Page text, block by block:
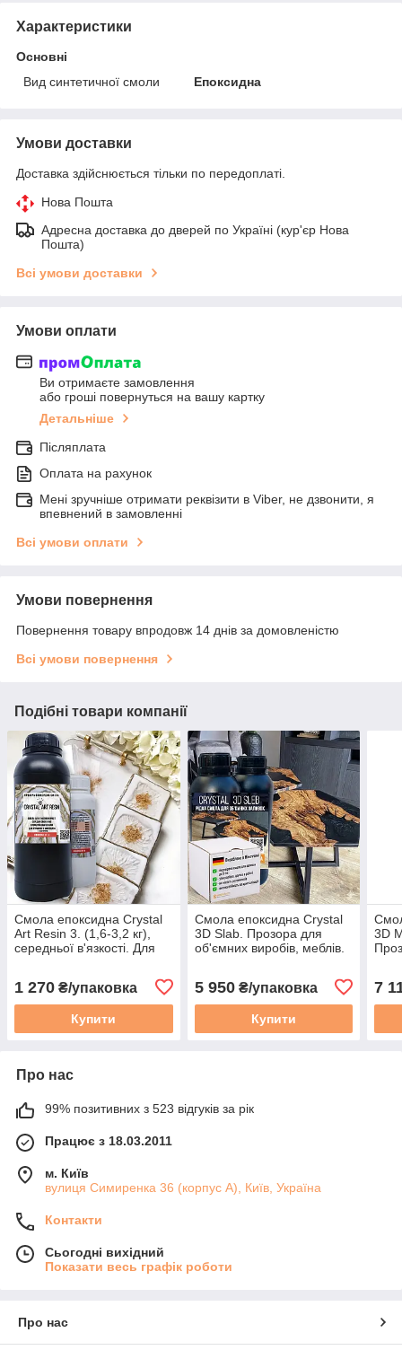
Характеристики
Основні
Вид синтетичної смоли
Епоксидна
Умови доставки
Доставка здійснюється тільки по передоплаті.
Нова Пошта
Адресна доставка до дверей по Україні (кур'єр Нова
Пошта)
Всі умови доставки
Умови оплати
Ви отримаєте замовлення
або гроші повернуться на вашу картку
Детальніше
Післяплата
Оплата на рахунок
Мені зручніше отримати реквізити в Viber, не дзвонити, я
впевнений в замовленні
Всі умови оплати
Умови повернення
Повернення товару впродовж 14 днів за домовленістю
Всі умови повернення
Подібні товари компанії
Смола епоксидна Crystal
Art Resin 3. (1,6-3,2 кг),
середньої в'язкості. Для
1 270 ₴/упаковка
Купити
Смола епоксидна Crystal
3D Slab. Прозора для
об'ємних виробів, меблів.
5 950₴/упаковка
Купити
3D
7
Про нас
99% позитивних з 523 відгуків за рік
Працює з 18.03.2011
м. Київ
вулиця Симиренка 36 (корпус А), Київ, Україна
Контакти
Сьогодні вихідний
Показати весь графік роботи
Про нас